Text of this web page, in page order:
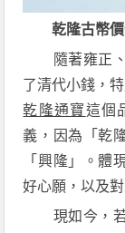
乾隆古幣價
隨著雍正、
了清代小錢，
乾隆通寶這個
義，因為「乾
「興隆」。體
好心願，以及
現如今，若